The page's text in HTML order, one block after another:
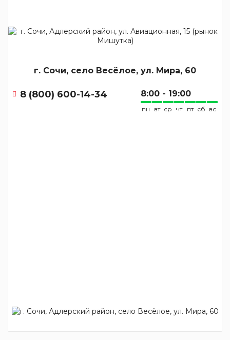
г. Сочи, село Весёлое, ул. Мира, 60
8 (800) 600-14-34 8:00 - 19:00
пн вт ср чт пт сб вс